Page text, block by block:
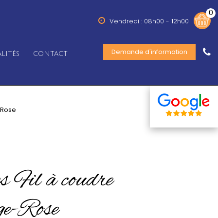
Vendredi : 08h00 - 12h00
0
CONTACT Demande d'information
Fil à coudre
Rose